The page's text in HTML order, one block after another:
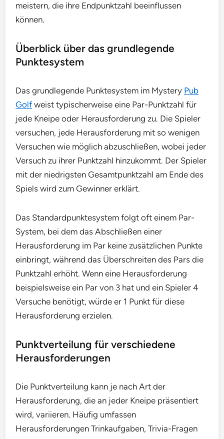
meistern, die ihre Endpunktzahl beeinflussen
können.
Überblick über das grundlegende
Punktesystem
Das grundlegende Punktesystem im Mystery Pub
Golf weist typischerweise eine Par-Punktzahl für
jede Kneipe oder Herausforderung zu. Die Spieler
versuchen, jede Herausforderung mit so wenigen
Versuchen wie möglich abzuschließen, wobei jeder
Versuch zu ihrer Punktzahl hinzukommt. Der Spieler
mit der niedrigsten Gesamtpunktzahl am Ende des
Spiels wird zum Gewinner erklärt.
Das Standardpunktesystem folgt oft einem Par-
System, bei dem das Abschließen einer
Herausforderung im Par keine zusätzlichen Punkte
einbringt, während das Überschreiten des Pars die
Punktzahl erhöht. Wenn eine Herausforderung
beispielsweise ein Par von 3 hat und ein Spieler 4
Versuche benötigt, würde er 1 Punkt für diese
Herausforderung erzielen.
Punktverteilung für verschiedene
Herausforderungen
Die Punktverteilung kann je nach Art der
Herausforderung, die an jeder Kneipe präsentiert
wird, variieren. Häufig umfassen
Herausforderungen Trinkaufgaben, Trivia-Fragen